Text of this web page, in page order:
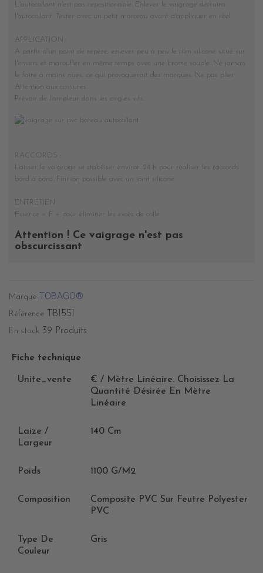
L'autocollant n'est pas repositionable. Enlever le vaigrage détruira
l'autocollant. Tester avec un petit morceau avant d'appliquer en réel.
APPLICATION :
A partir d'un point de repère, enlever peu à peu le film siliconé situé sur
l'envers et maroufler en même temps avec une brosse souple. Ne jamais
le faire à mains nues, ce qui provoquerait des marques. Ne pas plier .
Attention aux cassures.
Prévoir de l'ampleur dans les angles vifs.
RACCORDS :
Laisser le vaigrage se stabiliser environ 24 h pour réaliser les raccords
bord à bord. Finition possible avec un joint silicone.
ENTRETIEN :
Essence « F » pour éliminer les excès de colle.
Attention ! Ce vaigrage n'est pas
obscurcissant
Marque TOBAGO®
Référence TB1551
En stock 39 Produits
Fiche technique
Unite_vente
€ / Mètre Linéaire. Choisissez La
Quantité Désirée En Mètre
Linéaire
Laize /
Largeur
140 Cm
Poids 1100 G/m2
Composition
Composite PVC Sur Feutre Polyester
PVC
Type De
Couleur
Gris